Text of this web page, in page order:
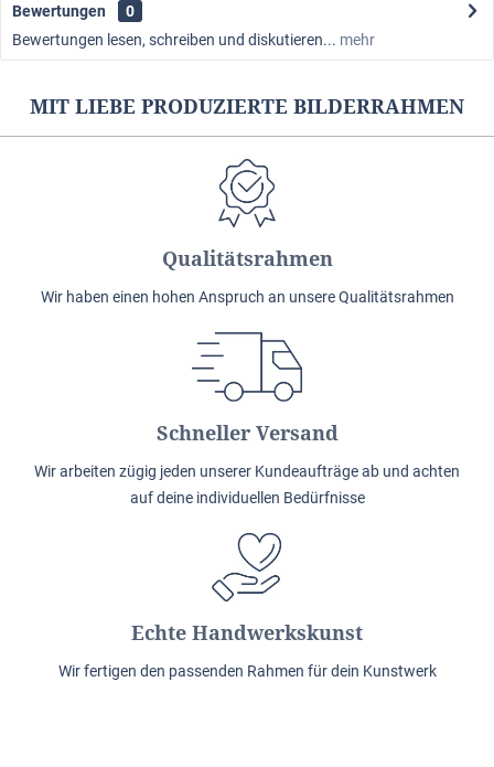
Bewertungen
0
Bewertungen lesen, schreiben und diskutieren... mehr
MIT LIEBE PRODUZIERTE BILDERRAHMEN
Qualitätsrahmen
Wir haben einen hohen Anspruch an unsere Qualitätsrahmen
Schneller Versand
Wir arbeiten zügig jeden unserer Kundeaufträge ab und achten
auf deine individuellen Bedürfnisse
Echte Handwerkskunst
Wir fertigen den passenden Rahmen für dein Kunstwerk